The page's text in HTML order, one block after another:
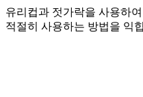
유리컵과 젓가락을 사용하
적절히 사용하는 방법을 익